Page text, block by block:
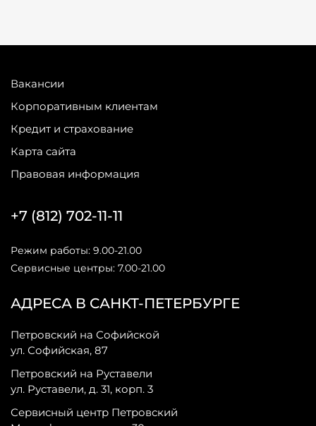
Вакансии
Корпоративным клиентам
Кредит и страхование
Карта сайта
Правовая информация
АДРЕСА В САНКТ-ПЕТЕРБУРГЕ
Петровский на Софийской
ул. Софийская, 87
Петровский на Руставели
ул. Руставели, д. 31, корп. 3
Сервисный центр Петровский
+7 (812) 702-11-11
Режим работы: 9.00-21.00
Сервисные центры: 7.00-21.00